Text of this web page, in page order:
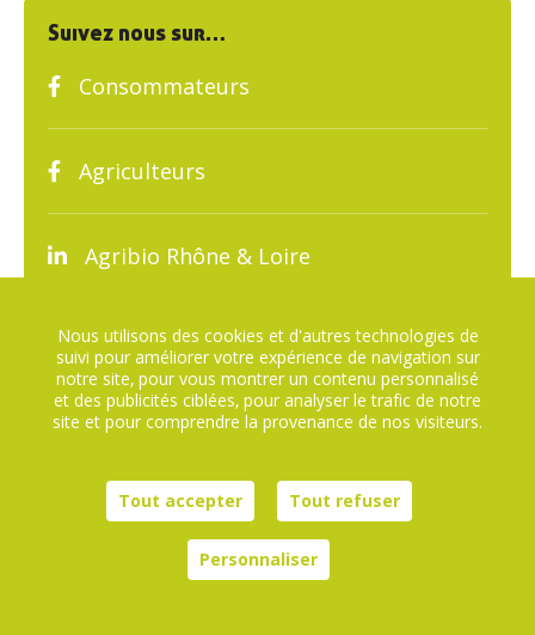
Suivez nous sur…
Consommateurs
Agriculteurs
Agribio Rhône & Loire
Mentions légales
Agence digitale helli•hello
Nous utilisons des cookies et d'autres technologies de
suivi pour améliorer votre expérience de navigation sur
notre site, pour vous montrer un contenu personnalisé
et des publicités ciblées, pour analyser le trafic de notre
site et pour comprendre la provenance de nos visiteurs.
Tout accepter Tout refuser
Personnaliser